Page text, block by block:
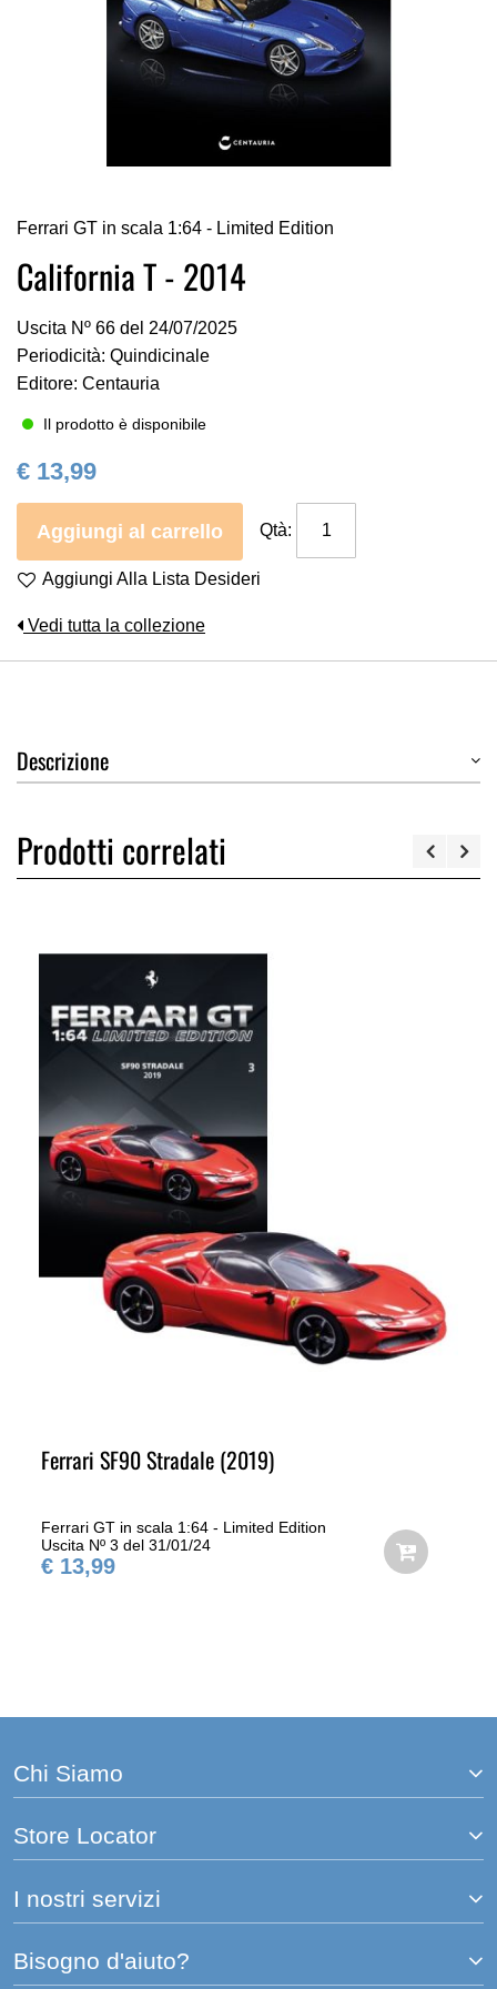
all'inizio
della
galleria
immagini
Ferrari GT in scala 1:64 - Limited Edition
California T - 2014
Uscita Nº 66 del 24/07/2025
Periodicità: Quindicinale
Editore: Centauria
Il prodotto è disponibile
€ 13,99
Aggiungi al carrello Qtà:
Aggiungi Alla Lista Desideri
Vedi tutta la collezione
Descrizione
Prodotti correlati
Ferrari SF90 Stradale (2019)
Ferrari GT in scala 1:64 - Limited Edition
Uscita Nº 3 del 31/01/24
€ 13,99
Chi Siamo
Store Locator
I nostri servizi
Bisogno d'aiuto?